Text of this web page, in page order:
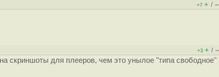
+7 + / –
+3 + / –
скриншоты для плееров, чем это унылое "типа свободное"